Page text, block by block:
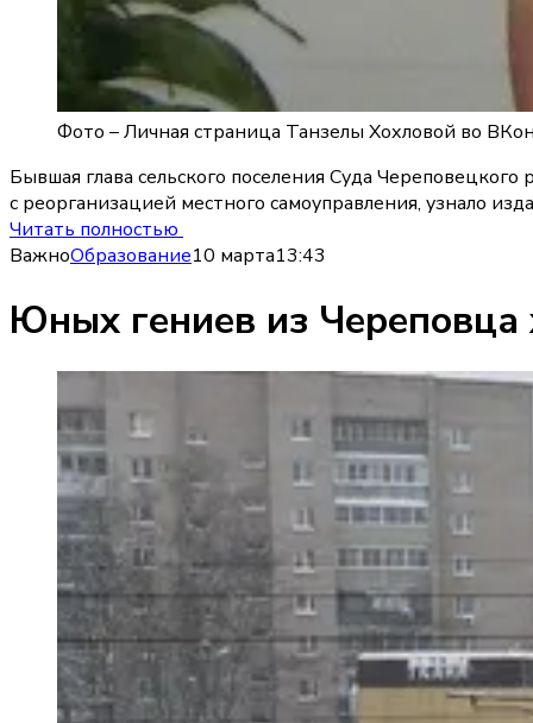
Фото –Личная страница Танзелы Хохловой во
Бывшая глава сельского поселения Суда
с реорганизацией местного самоуправления, узнало
Читать полностью
ВажноОбразование10 марта13:43
Юных гениев из